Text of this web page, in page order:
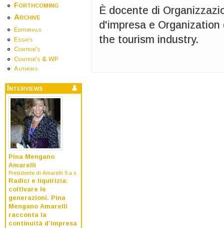
Forthcoming
Archive
Editorials
Essays
Contrib's
Contrib's & WP
Authors
Interviews
Pina Mengano
Amarelli
Presidente di Amarelli S.a.s.
Radici e liquirizia:
coltivare le
generazioni. Pina
Mengano Amarelli
racconta la
continuità d’impresa
È docente di
d'impresa e
the tourism industry.